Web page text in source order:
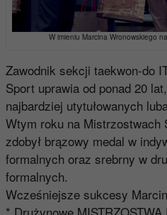
W imieniu Marcina Wronowskiego
Zawodnik sekcji taekwon-do
Sport uprawia od ponad 20
najbardziej utytułowanych
Wtym roku na Mistrzostwach
zdobył brązowy medal w
formalnych oraz srebrny w
formalnych.
Wcześniejsze sukcesy